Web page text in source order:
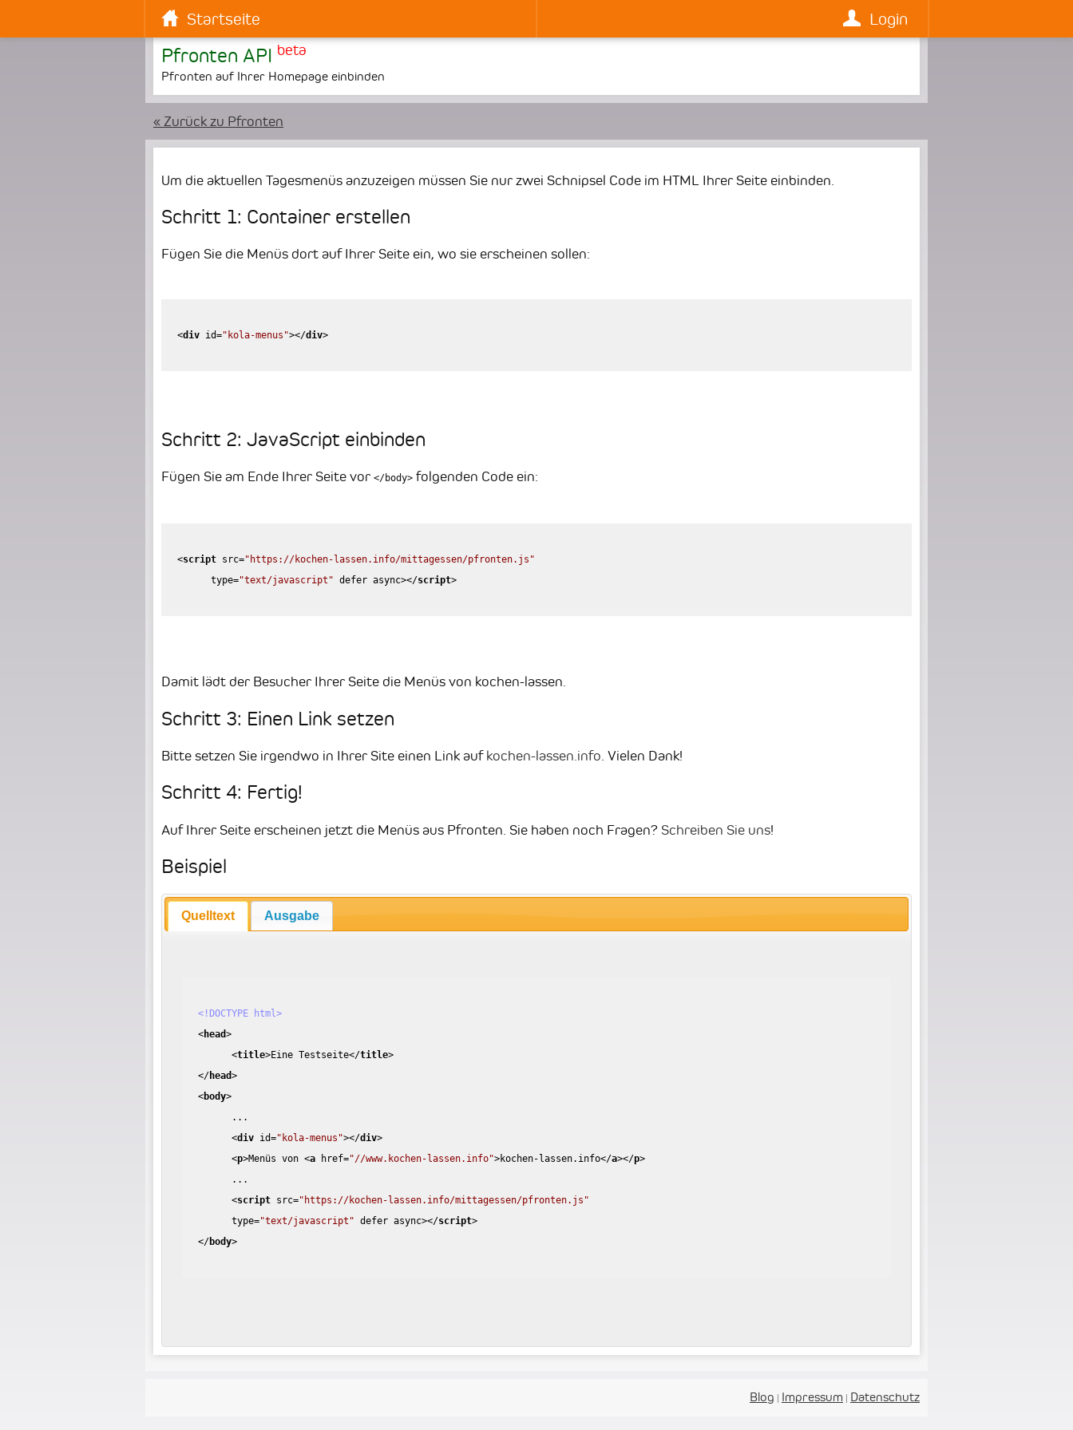
Startseite Login
Pfronten API beta
Pfronten auf Ihrer Homepage einbinden
« Zurück zu Pfronten
Um die aktuellen Tagesmenüs anzuzeigen müssen Sie nur zwei Schnipsel Code im HTML Ihrer Seite einbinden.
Schritt 1: Container erstellen
Fügen Sie die Menüs dort auf Ihrer Seite ein, wo sie erscheinen sollen:
<div id="kola-menus"></div>
Schritt 2: JavaScript einbinden
Fügen Sie am Ende Ihrer Seite vor </body> folgenden Code ein:
<script src="https://kochen-lassen.info/mittagessen/pfronten.js"
type="text/javascript" defer async></script>
Damit lädt der Besucher Ihrer Seite die Menüs von kochen-lassen.
Schritt 3: Einen Link setzen
Bitte setzen Sie irgendwo in Ihrer Site einen Link auf kochen-lassen.info. Vielen Dank!
Schritt 4: Fertig!
Auf Ihrer Seite erscheinen jetzt die Menüs aus Pfronten. Sie haben noch Fragen? Schreiben Sie uns!
Beispiel
Quelltext Ausgabe
<!DOCTYPE html>
<head>
<title>Eine Testseite</title>
</head>
<body>
...
<div id="kola-menus"></div>
<p>Menüs von <a href="//www.kochen-lassen.info">kochen-lassen.info</a></p>
...
<script src="https://kochen-lassen.info/mittagessen/pfronten.js"
type="text/javascript" defer async></script>
</body>
Blog | Impressum | Datenschutz